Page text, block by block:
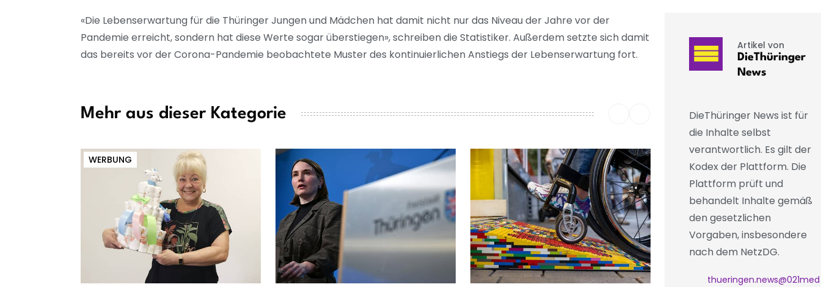
«Die Lebenserwartung für die Thüringer Jungen und Mädchen hat damit nicht nur das Niveau der Jahre vor der
Pandemie erreicht, sondern hat diese Werte sogar überstiegen», schreiben die Statistiker. Außerdem setzte sich damit
das bereits vor der Corona-Pandemie beobachtete Muster des kontinuierlichen Anstiegs der Lebenserwartung fort.
Mehr aus dieser Kategorie
WERBUNG
Artikel von
DieThüringer
News
DieThüringer News ist für
die Inhalte selbst
verantwortlich. Es gilt der
Kodex der Plattform. Die
Plattform prüft und
behandelt Inhalte gemäß
den gesetzlichen
Vorgaben, insbesondere
nach dem NetzDG.
thueringen.news@021med